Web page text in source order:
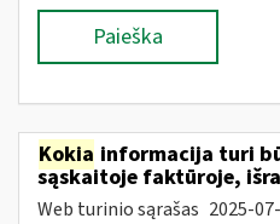
Paieška
Kokia informacija turi
sąskaitoje faktūroje,
Web turinio sąrašas 2025-